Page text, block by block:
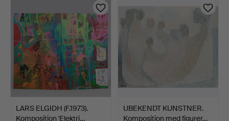
LARS ELGIDH (F.1973).
Komposition 'Elektri…
UBEKENDT KUNSTNER.
Komposition med figurer…